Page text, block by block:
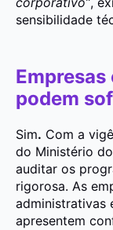
sensibilidade
podem
Sim. Com a
do Ministério
auditar os
rigorosa. As
administrativas
apresentem